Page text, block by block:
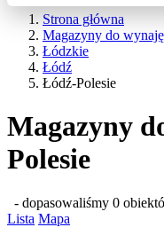
Strona główna
Magazyny do
Łódzkie
Łódź
Łódź-Polesie
Magazyny
Polesie
- dopasowaliśmy 0
Lista Mapa